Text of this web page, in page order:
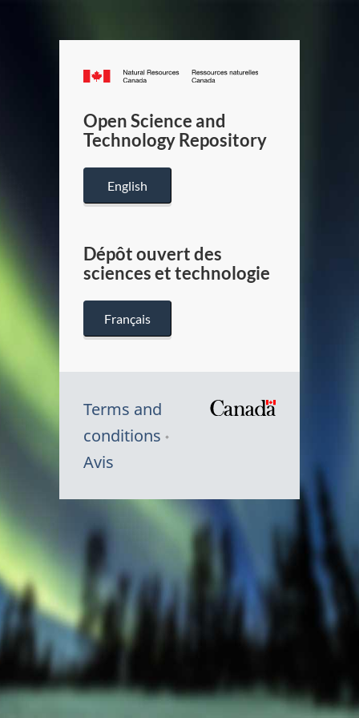
Canada.ca
/
Canada
Open Science and
Technology Repository
English
Dépôt ouvert des
sciences et technologie
Français
Terms and
conditions
Avis
Canada